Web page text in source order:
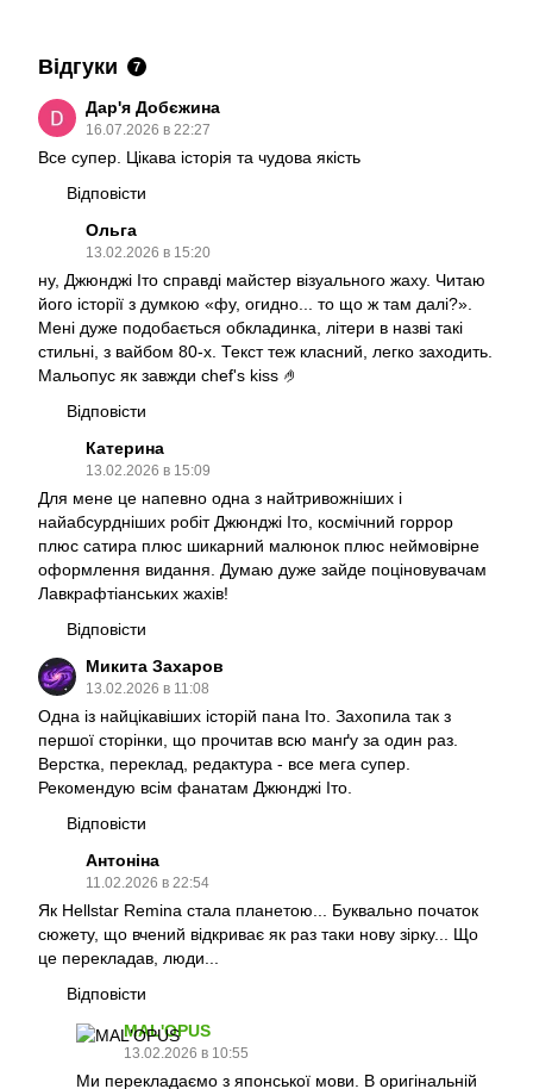
Відгуки 7
Дар'я Добєжина
16.07.2026 в 22:27
Все супер. Цікава історія та чудова якість
Відповісти
Ольга
13.02.2026 в 15:20
ну, Джюнджі Іто справді майстер візуального жаху. Читаю
його історії з думкою «фу, огидно... то що ж там далі?».
Мені дуже подобається обкладинка, літери в назві такі
стильні, з вайбом 80-х. Текст теж класний, легко заходить.
Мальопус як завжди chef's kiss 🤌
Відповісти
Катерина
13.02.2026 в 15:09
Для мене це напевно одна з найтривожніших і
найабсурдніших робіт Джюнджі Іто, космічний горрор
плюс сатира плюс шикарний малюнок плюс неймовірне
оформлення видання. Думаю дуже зайде поціновувачам
Лавкрафтіанських жахів!
Відповісти
Микита Захаров
13.02.2026 в 11:08
Одна із найцікавіших історій пана Іто. Захопила так з
першої сторінки, що прочитав всю манґу за один раз.
Верстка, переклад, редактура - все мега супер.
Рекомендую всім фанатам Джюнджі Іто.
Відповісти
Антоніна
11.02.2026 в 22:54
Як Hellstar Remina стала планетою... Буквально початок
сюжету, що вчений відкриває як раз таки нову зірку... Що
це перекладав, люди...
Відповісти
MAL'OPUS
13.02.2026 в 10:55
Ми перекладаємо з японської мови. В оригінальній